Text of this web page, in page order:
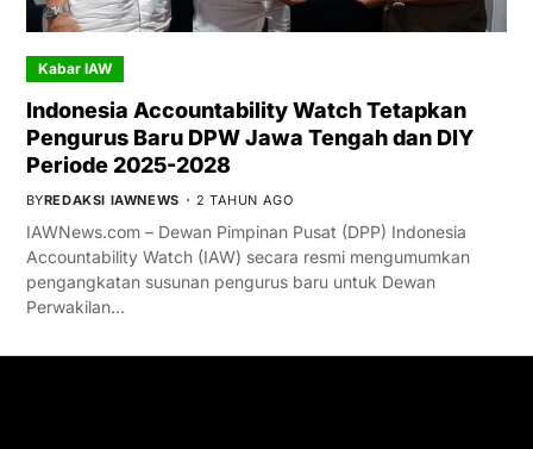
Kabar IAW
Indonesia Accountability Watch Tetapkan
Pengurus Baru DPW Jawa Tengah dan DIY
Periode 2025-2028
BYREDAKSI IAWNEWS 2 TAHUN AGO
IAWNews.com – Dewan Pimpinan Pusat (DPP) Indonesia
Accountability Watch (IAW) secara resmi mengumumkan
pengangkatan susunan pengurus baru untuk Dewan
Perwakilan…